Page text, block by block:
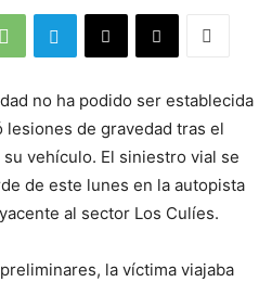
no ha podido ser establecida
de gravedad tras el
vehículo. El siniestro vial se
de este lunes en la autopista
al sector Los Culíes.
la víctima viajaba